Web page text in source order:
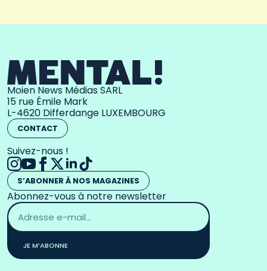
Moien News Médias SARL
15 rue Émile Mark
L-4620 Differdange LUXEMBOURG
CONTACT
Suivez-nous !
S’ABONNER À NOS MAGAZINES
Abonnez-vous à notre newsletter
Adresse
email
*
JE M’ABONNE